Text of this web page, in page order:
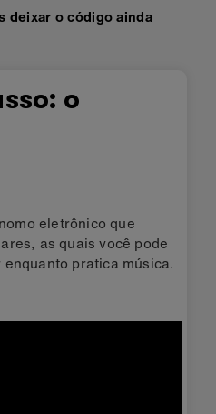
deixar o código ainda
o
eletrônico que
as quais você pode
pratica música.